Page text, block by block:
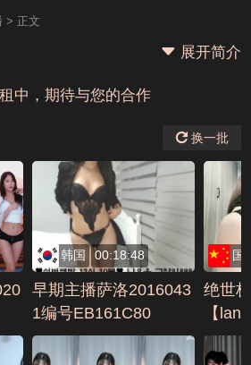
> 正文
展开简介
中，期待与您的合作
换一批
韩国 00:18:48
早期主播萨洛2016043
1编号EB161C80
国
绝世
【
大秀